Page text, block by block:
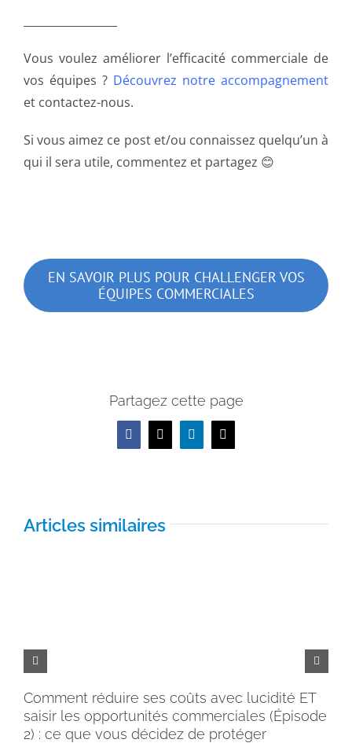
Vous voulez améliorer l’efficacité commerciale de
vos équipes ? Découvrez notre accompagnement
et contactez-nous.
Si vous aimez ce post et/ou connaissez quelqu’un à
qui il sera utile, commentez et partagez 😊
EN SAVOIR PLUS POUR CHALLENGER VOS
ÉQUIPES COMMERCIALES
Partagez cette page
Facebook
X LinkedInEmail
Articles similaires
Comment réduire ses coûts avec lucidité ET
saisir les opportunités commerciales (Épisode
2) : ce que vous décidez de protéger